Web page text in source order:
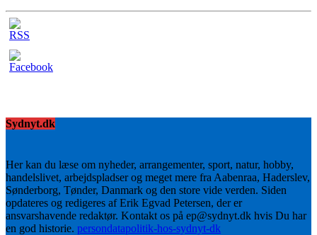
Sydnyt.dk
Her kan du læse om nyheder, arrangementer, sport, natur, hobby,
handelslivet, arbejdspladser og meget mere fra Aabenraa, Haderslev,
Sønderborg, Tønder, Danmark og den store vide verden. Siden
opdateres og redigeres af Erik Egvad Petersen, der er
ansvarshavende redaktør. Kontakt os på ep@sydnyt.dk hvis Du har
en god historie. persondatapolitik-hos-sydnyt-dk